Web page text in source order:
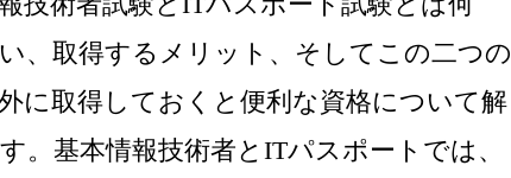
、取得するメリット、そしてこの二つの
に取得しておくと便利な資格について解
。基本情報技術者とITパスポートでは、